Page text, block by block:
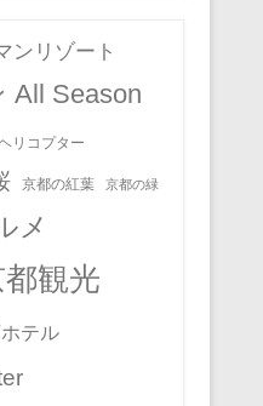
ンリゾート
All Season
リコプター
京都の紅葉 京都の緑
メ
都観光
テル